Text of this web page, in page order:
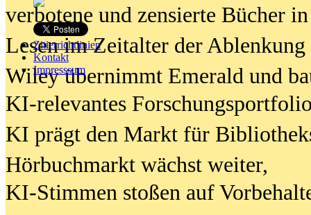
Zitierrichtlinien
Kontakt
Impresssum
verbotene und zensierte Bücher
Lesen im Zeitalter der Ablenkung
Wiley übernimmt Emerald und
KI-relevantes
KI prägt den Markt für
Hörbuchmarkt wächst weiter,
KI-Stimmen stoßen auf